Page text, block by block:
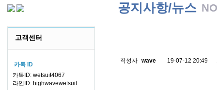
고객센터
카톡 ID
카톡ID: wetsuit4067
라인ID: highwavewetsuit
공지사항/뉴스
작성자 wave 19-07-12 20:49